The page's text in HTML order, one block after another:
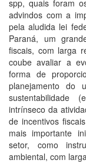
spp, quais foram
advindos com a
pela aludida lei
Paraná, um
fiscais, com larga
coube avaliar a
forma de
planejamento do
sustentabilidade
intrínseco da
de incentivos
mais importante
setor, como
ambiental, com